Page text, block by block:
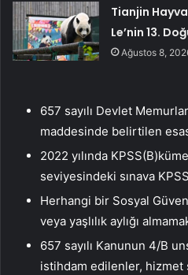
Tianjin
Le’nin 13.
Ağustos 8,
657 sayılı Devlet
maddesinde belirtilen
2022 yılında
seviyesindeki sınava
Herhangi bir Sosyal
veya yaşlılık aylığı
657 sayılı Kanunun 4/B
istihdam edilenler, hizmet